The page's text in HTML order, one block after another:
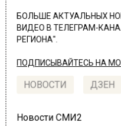
БОЛЬШЕ АКТУАЛЬНЫХ
ВИДЕО В ТЕЛЕГРАМ-
РЕГИОНА".
ПОДПИСЫВАЙТЕСЬ НА
НОВОСТИ ДЗЕН
Новости СМИ2